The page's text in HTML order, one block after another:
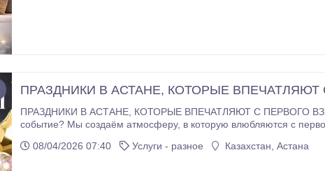
ПРАЗДНИКИ В АСТАНЕ, КОТОРЫЕ ВПЕЧАТЛЯЮТ
ПРАЗДНИКИ В АСТАНЕ, КОТОРЫЕ ВПЕЧАТЛЯЮТ С ПЕРВОГО ВЗГЛЯДА! Ищете, как красиво поздравить, удивить или оформить
событие? Мы создаём атмосферу, в которую влюбляются с первого взгляда — цветы и шары, которые превращают любой день в
Нежные, романтичные и яркие композиции под любой повод * Цветы в коробках, корзинах и дизайнерской упаковке *
08/04/2026 07:40 Услуги - разное Казахстан, Астана